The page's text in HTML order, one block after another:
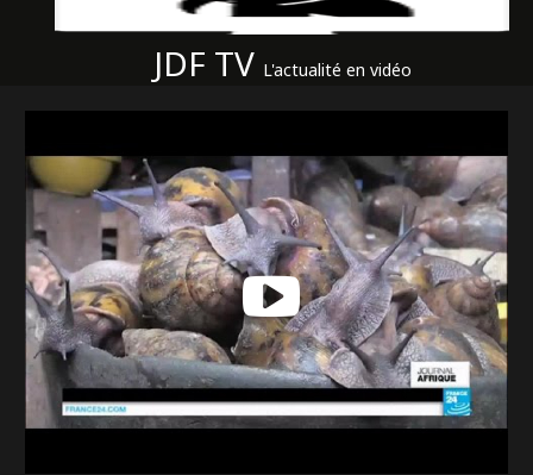
JDF TV L'actualité en vidéo